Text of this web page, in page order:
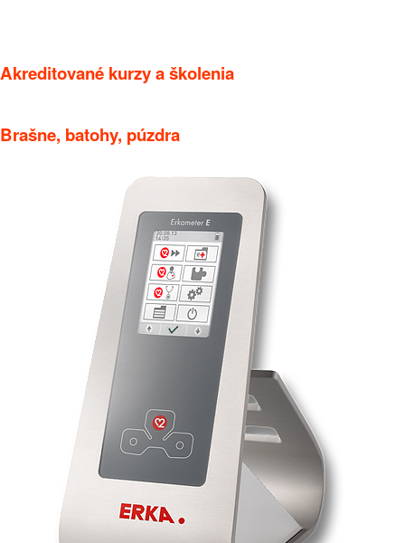
Akreditované kurzy a školenia
Brašne, batohy, púzdra